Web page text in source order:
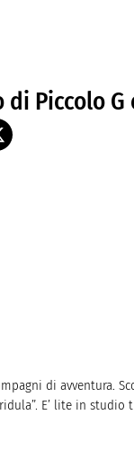
Piccolo
di avventura.
E’ lite in studio